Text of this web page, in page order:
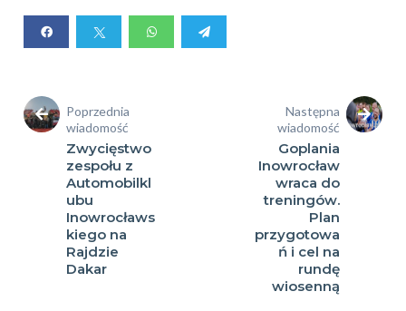
Poprzednia
wiadomość
Zwycięstwo
zespołu z
Automobilkl
ubu
Inowrocławs
kiego na
Rajdzie
Dakar
Następna
wiadomość
Goplania
Inowrocław
wraca do
treningów.
Plan
przygotowa
ń i cel na
rundę
wiosenną